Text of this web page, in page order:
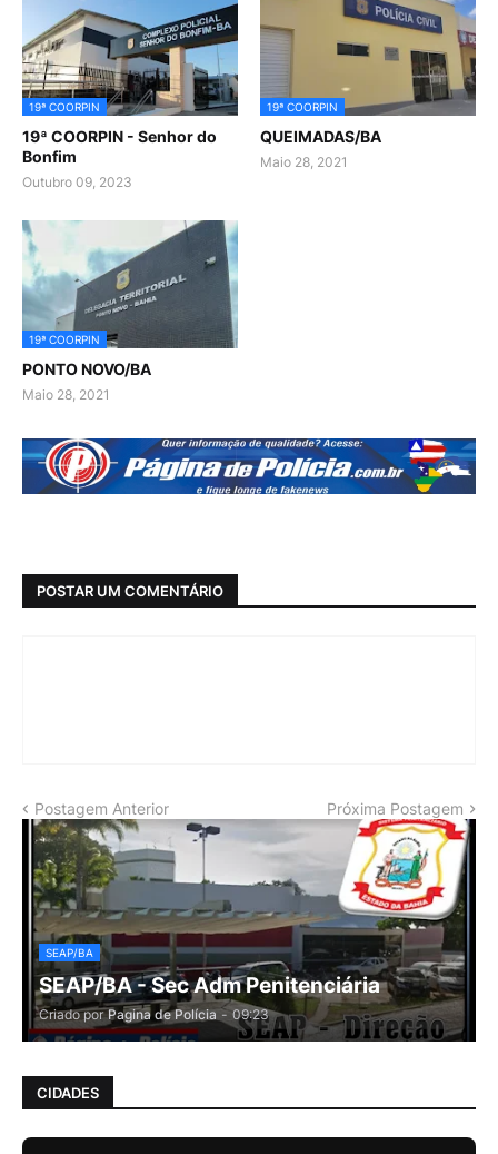
19ª COORPIN
19ª COORPIN - Senhor do
Bonfim
Outubro 09, 2023
19ª COORPIN
QUEIMADAS/BA
Maio 28, 2021
19ª COORPIN
PONTO NOVO/BA
Maio 28, 2021
POSTAR UM COMENTÁRIO
Postagem Anterior Próxima Postagem
SEAP/BA
SEAP/BA - Sec Adm Penitenciária
Criado por Pagina de Polícia - 09:23
CIDADES